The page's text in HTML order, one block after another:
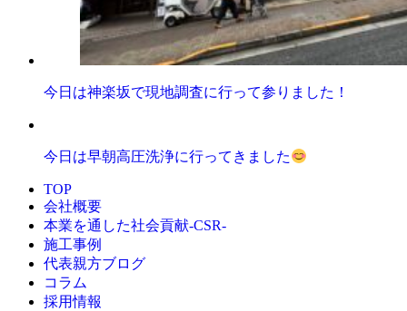
今日は神楽坂で現地調査に行って参りました！
今日は早朝高圧洗浄に行ってきました
TOP
会社概要
本業を通した社会貢献-CSR-
施工事例
代表親方ブログ
コラム
採用情報